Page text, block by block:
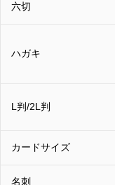
六切
ハガキ
L判/2L判
カードサイズ
名刺